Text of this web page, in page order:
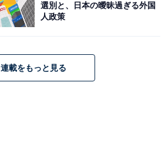
選別と、日本の曖昧過ぎる外国
人政策
連載をもっと見る